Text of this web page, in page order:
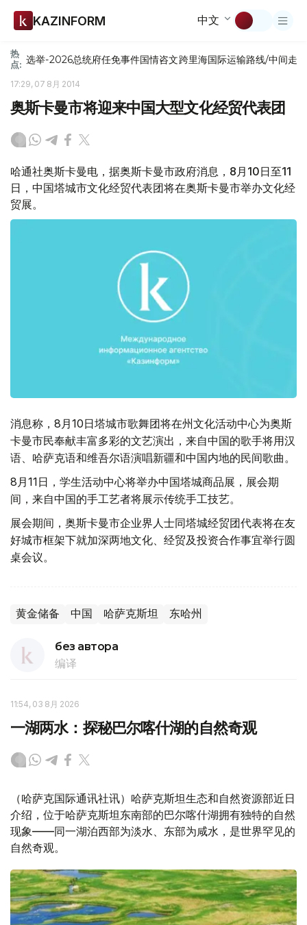
KAZINFORM 中文
热
点: 选举-2026总统府任免事件国情咨文跨里海国际运输路线/中间走廊
17:29, 07 8月 2014
奥斯卡曼市将迎来中国大型文化经贸代表团
哈通社奥斯卡曼电，据奥斯卡曼市政府消息，8月10日至11
日，中国塔城市文化经贸代表团将在奥斯卡曼市举办文化经
贸展。
消息称，8月10日塔城市歌舞团将在州文化活动中心为奥斯
卡曼市民奉献丰富多彩的文艺演出，来自中国的歌手将用汉
语、哈萨克语和维吾尔语演唱新疆和中国内地的民间歌曲。
8月11日，学生活动中心将举办中国塔城商品展，展会期
间，来自中国的手工艺者将展示传统手工技艺。
展会期间，奥斯卡曼市企业界人士同塔城经贸团代表将在友
好城市框架下就加深两地文化、经贸及投资合作事宜举行圆
桌会议。
黄金储备 中国 哈萨克斯坦 东哈州
без автора
编译
11:54, 03 8月 2026
一湖两水：探秘巴尔喀什湖的自然奇观
（哈萨克国际通讯社讯）哈萨克斯坦生态和自然资源部近日
介绍，位于哈萨克斯坦东南部的巴尔喀什湖拥有独特的自然
现象——同一湖泊西部为淡水、东部为咸水，是世界罕见的
自然奇观。